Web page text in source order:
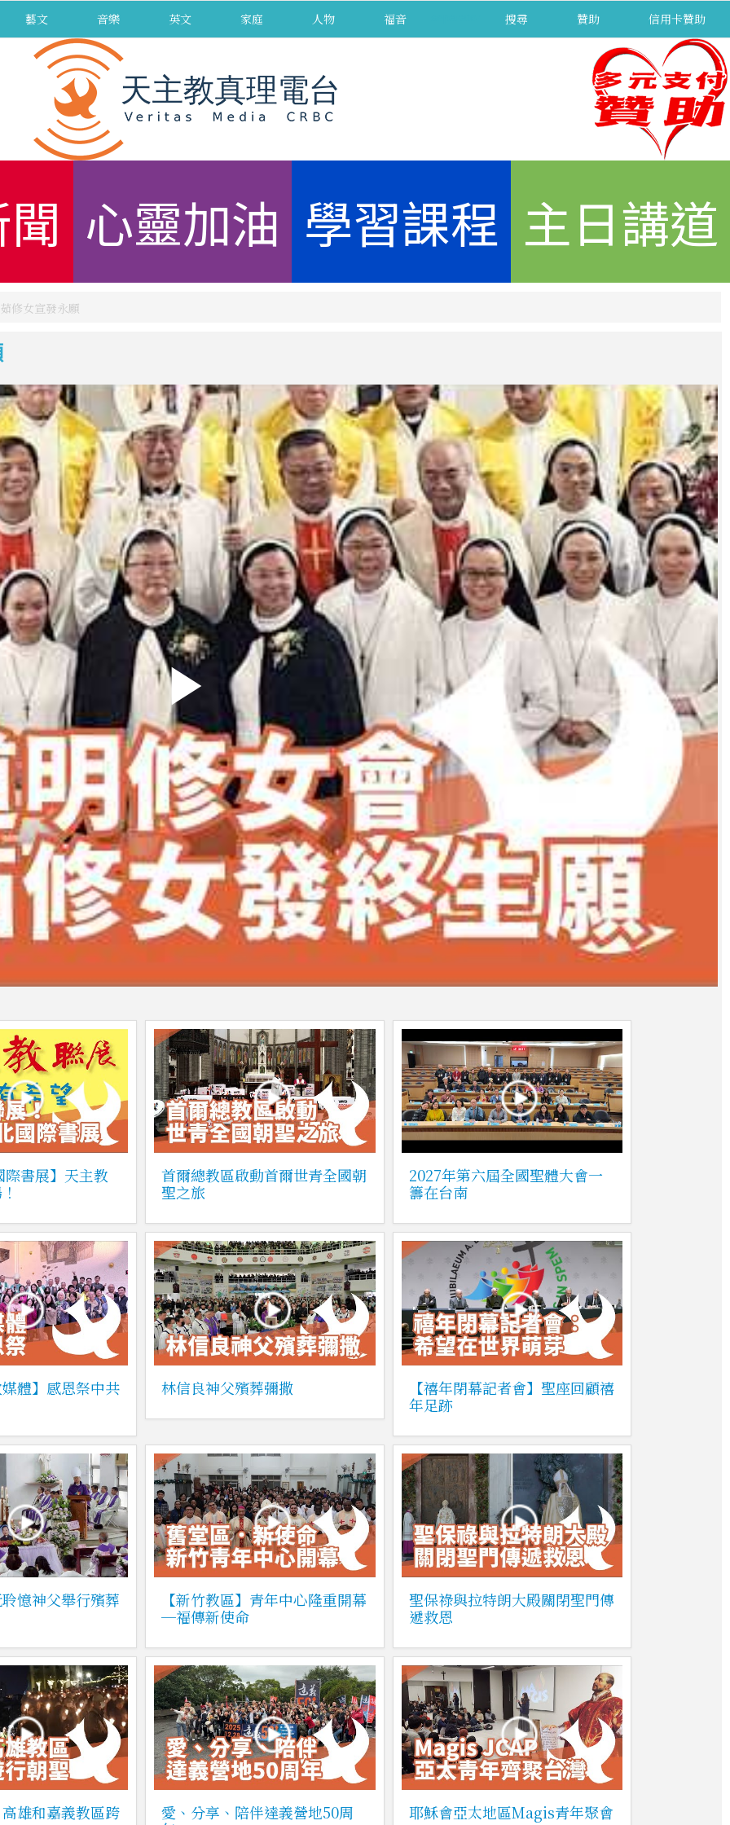
藝文 音樂 英文 家庭 人物 福音 搜尋 贊助 信用卡贊助
心靈加油 學習課程 主日講道
修女宣發永願
書展】天主教
首爾總教區啟動首爾世青全國朝
聖之旅
2027年第六屆全國聖體大會一
籌在台南
體】感恩祭中共 林信良神父殯葬彌撒
【禧年閉幕記者會】聖座回顧禧
年足跡
憶神父舉行殯葬
【新竹教區】青年中心隆重開幕
─福傳新使命
聖保祿與拉特朗大殿關閉聖門傳
遞救恩
雄和嘉義教區跨
愛、分享、陪伴達義營地50周
耶穌會亞太地區Magis青年聚會